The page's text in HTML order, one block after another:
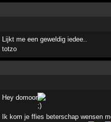
Lijkt me een geweldig iedee..
totzo
Hey domoor
Ik kom je ffies beterschap wensen